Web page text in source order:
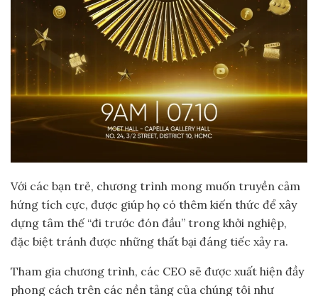
Với các bạn trẻ, chương trình mong muốn truyền cảm
hứng tích cực, được giúp họ có thêm kiến thức để xây
dựng tâm thế “đi trước đón đầu” trong khởi nghiệp,
đặc biệt tránh được những thất bại đáng tiếc xảy ra.
Tham gia chương trình, các CEO sẽ được xuất hiện đầy
phong cách trên các nền tảng của chúng tôi như